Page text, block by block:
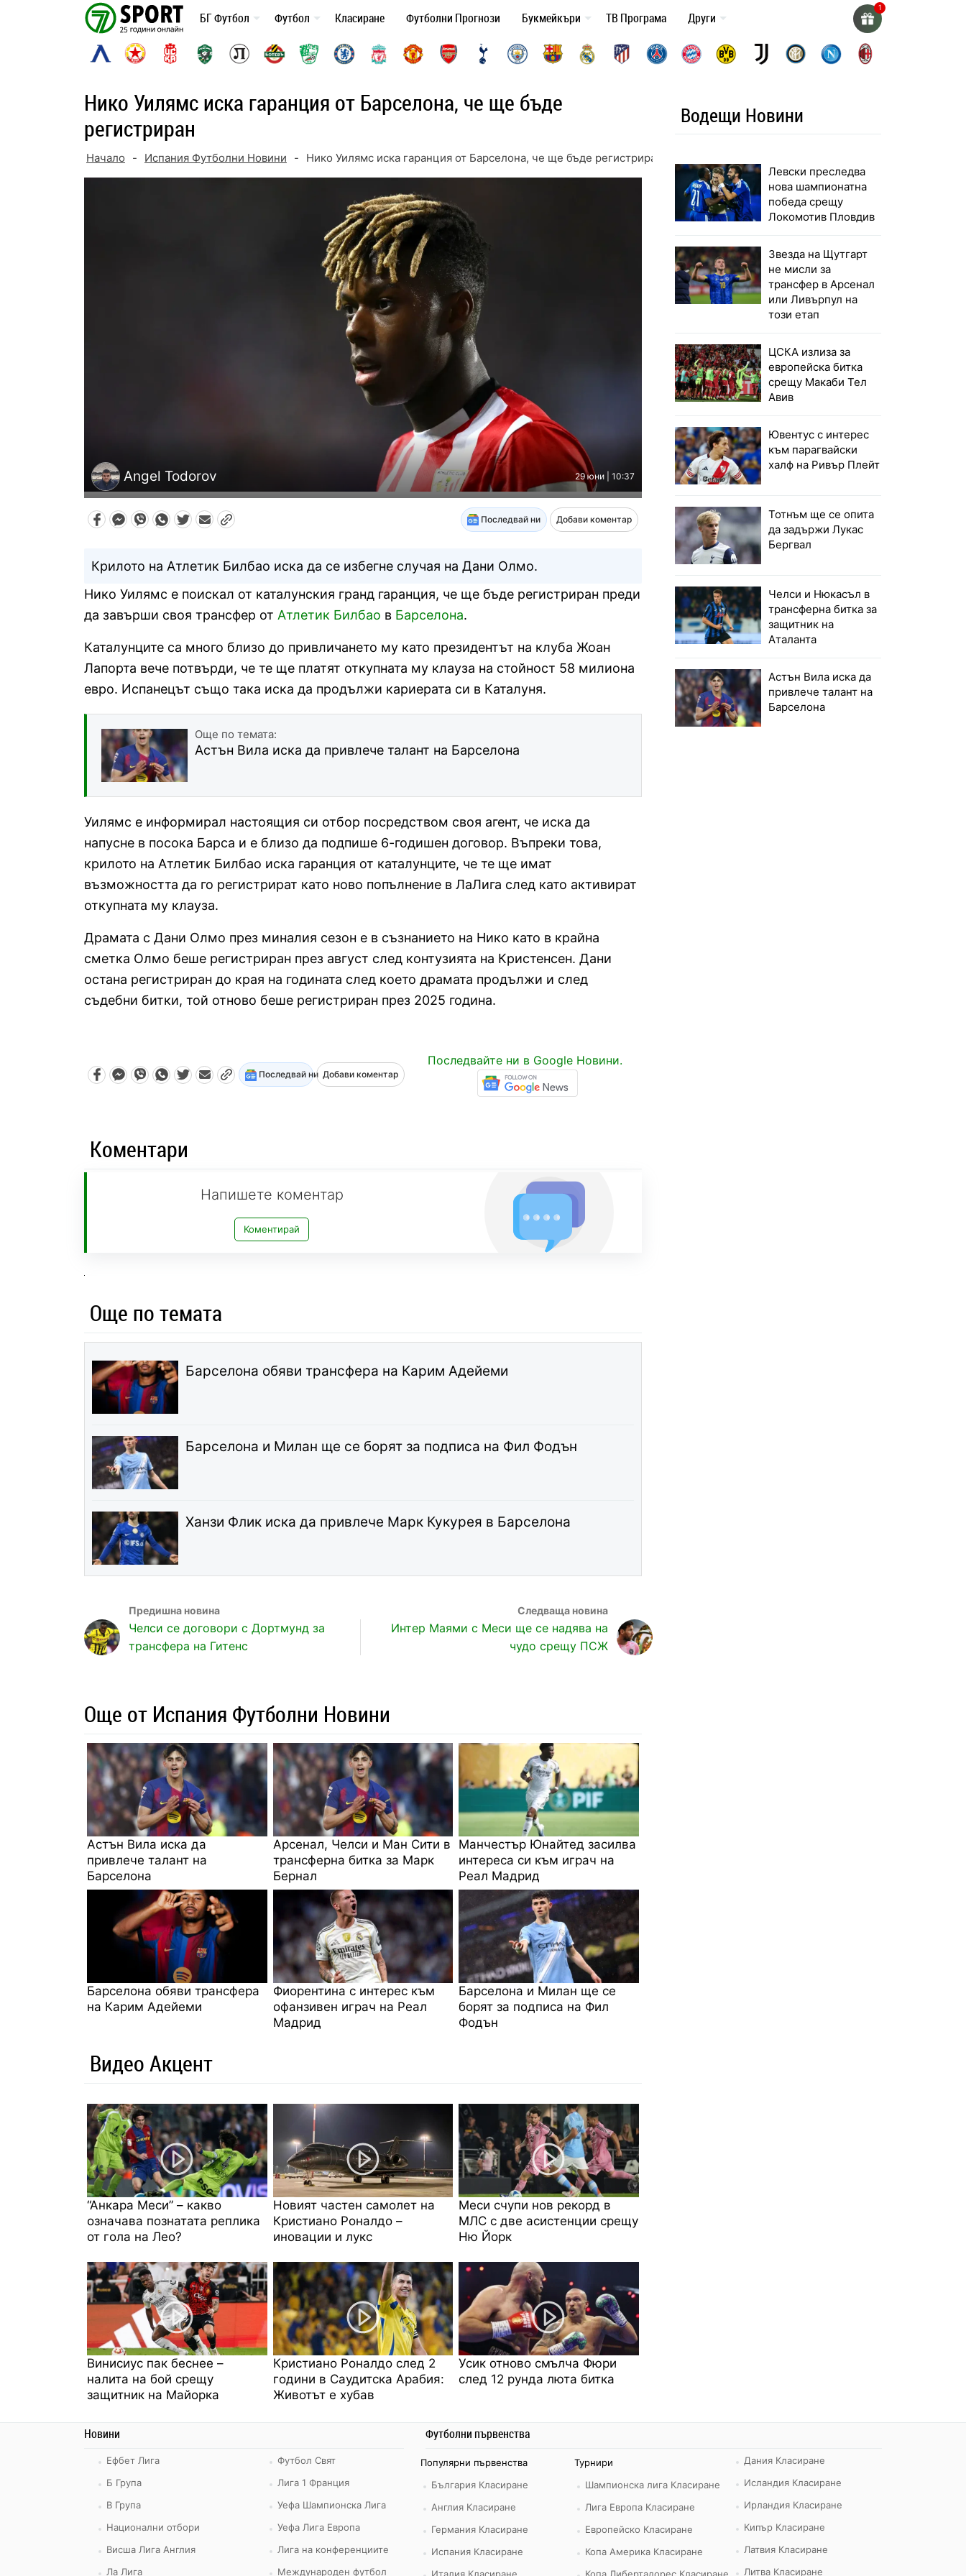
БГ Футбол Футбол Класиране Футболни Прогнози Букмейкъри ТВ Програма Други
Нико Уилямс иска гаранция от Барселона, че ще бъде
регистриран
Начало - Испания Футболни Новини - Нико Уилямс иска гаранция от Барселона, че ще бъде регистриран
Angel Todorov 29 юни | 10:37
Последвай ни Добави коментар
Крилото на Атлетик Билбао иска да се избегне случая на Дани Олмо.
Нико Уилямс е поискал от каталунския гранд гаранция, че ще бъде регистриран преди
да завърши своя трансфер от Атлетик Билбао в Барселона.
Каталунците са много близо до привличането му като президентът на клуба Жоан
Лапорта вече потвърди, че те ще платят откупната му клауза на стойност 58 милиона
евро. Испанецът също така иска да продължи кариерата си в Каталуня.
Още по темата:
Астън Вила иска да привлече талант на Барселона
Уилямс е информирал настоящия си отбор посредством своя агент, че иска да
напусне в посока Барса и е близо да подпише 6-годишен договор. Въпреки това,
крилото на Атлетик Билбао иска гаранция от каталунците, че те ще имат
възможността да го регистрират като ново попълнение в ЛаЛига след като активират
откупната му клауза.
Драмата с Дани Олмо през миналия сезон е в съзнанието на Нико като в крайна
сметка Олмо беше регистриран през август след контузията на Кристенсен. Дани
остана регистриран до края на годината след което драмата продължи и след
съдебни битки, той отново беше регистриран през 2025 година.
Последвай ни Добави коментар
Последвайте ни в Google Новини.
Коментари
Напишете коментар
Коментирай
Още по темата
Барселона обяви трансфера на Карим Адейеми
Барселона и Милан ще се борят за подписа на Фил Фодън
Ханзи Флик иска да привлече Марк Кукурея в Барселона
Челси се договори с Дортмунд за
трансфера на Гитенс
Интер Маями с Меси ще се надява на
чудо срещу ПСЖ
Още от Испания Футболни Новини
Астън Вила иска да
привлече талант на
Барселона
Арсенал, Челси и Ман Сити в
трансферна битка за Марк
Бернал
Манчестър Юнайтед засилва
интереса си към играч на
Реал Мадрид
Барселона обяви трансфера
на Карим Адейеми
Фиорентина с интерес към
офанзивен играч на Реал
Мадрид
Барселона и Милан ще се
борят за подписа на Фил
Фодън
Видео Акцент
“Анкара Меси” – какво
означава познатата реплика
от гола на Лео?
Новият частен самолет на
Кристиано Роналдо –
иновации и лукс
Меси счупи нов рекорд в
МЛС с две асистенции срещу
Ню Йорк
Винисиус пак беснее –
налита на бой срещу
защитник на Майорка
Кристиано Роналдо след 2
години в Саудитска Арабия:
Животът е хубав
Усик отново смълча Фюри
след 12 рунда люта битка
Водещи Новини
Левски преследва
нова шампионатна
победа срещу
Локомотив Пловдив
Звезда на Щутгарт
не мисли за
трансфер в Арсенал
или Ливърпул на
този етап
ЦСКА излиза за
европейска битка
срещу Макаби Тел
Авив
Ювентус с интерес
към парагвайски
халф на Ривър Плейт
Тотнъм ще се опита
да задържи Лукас
Бергвал
Челси и Нюкасъл в
трансферна битка за
защитник на
Аталанта
Астън Вила иска да
привлече талант на
Барселона
Новини
Ефбет Лига
Б Група
В Група
Национални отбори
Висша Лига Англия
Ла Лига
Футбол Свят
Лига 1 Франция
Уефа Шампионска Лига
Уефа Лига Европа
Лига на конференциите
Международен футбол
Футболни първенства
Популярни първенства
България Класиране
Англия Класиране
Германия Класиране
Испания Класиране
Турнири
Шампионска лига Класиране
Лига Европа Класиране
Европейско Класиране
Копа Америка Класиране
Дания Класиране
Исландия Класиране
Ирландия Класиране
Кипър Класиране
Латвия Класиране
Литва Класиране